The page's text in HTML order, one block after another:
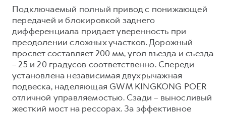
Автомобильные аксессуары
Коллекция CITY
Коллекция Базовая
Коллекция Детская
Коллекция Базовая
Коллекция Детская
Подключаемый полный привод с понижающей
передачей и блокировкой заднего
дифференциала придает уверенность при
преодолении сложных участков. Дорожный
просвет составляет 200 мм, угол въезда и съезда
– 25 и 20 градусов соответственно. Спереди
установлена независимая двухрычажная
подвеска, наделяющая GWM KINGKONG POER
отличной управляемостью. Сзади – выносливый
жесткий мост на рессорах. За эффективное